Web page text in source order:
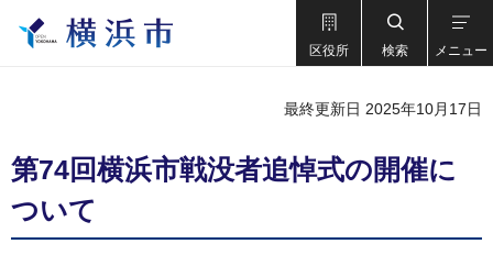
区役所 検索 メニュー
最終更新日 2025年10月17日
第74回横浜市戦没者追悼式の開催に
ついて